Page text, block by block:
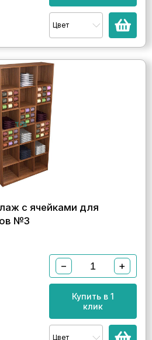
Цвет
с ячейками для
№3
− +
Купить в 1
клик
Цвет